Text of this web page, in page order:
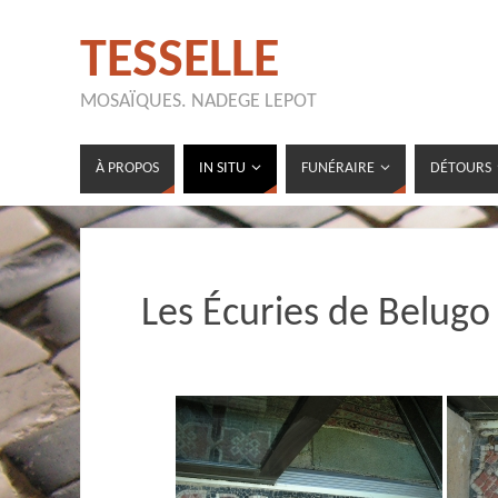
TESSELLE
MOSAÏQUES. NADEGE LEPOT
À PROPOS IN SITU FUNÉRAIRE DÉTOURS
Les Écuries de Belugo